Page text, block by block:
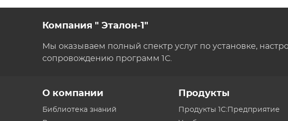
Компания " Эталон-1"
Мы оказываем полный спектр услуг по установке,
сопровождению программ 1С.
О компании
Библиотека знаний
Продукты
Продукты 1С:Предприятие